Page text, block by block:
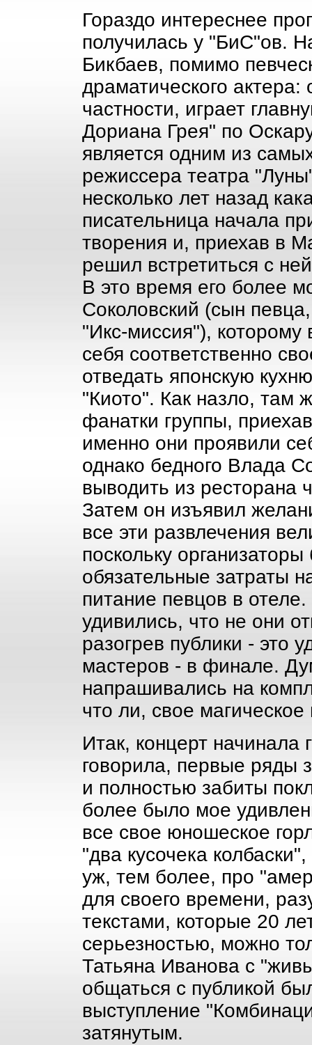
Гораздо интереснее
получилась у "БиС"ов.
Бикбаев, помимо
драматического
частности, играет
Дориана Грея" по
является одним из
режиссера театра
несколько лет назад
писательница начала
творения и, приехав в
решил встретиться с
В это время его более
Соколовский (сын
"Икс-миссия"), которому
себя соответственно
отведать японскую
"Киото". Как назло, там
фанатки группы,
именно они проявили
однако бедного Влада
выводить из ресторана
Затем он изъявил
все эти развлечения
поскольку
обязательные затраты
питание певцов в
удивились, что не они
разогрев публики - это
мастеров - в финале.
напрашивались на
что ли, свое
Итак, концерт начинала
говорила, первые ряды
и полностью забиты
более было мое
все свое юношеское
"два кусочека
уж, тем более, про
для своего времени,
текстами, которые 20
серьезностью, можно
Татьяна Иванова с
общаться с публикой
выступление
затянутым.